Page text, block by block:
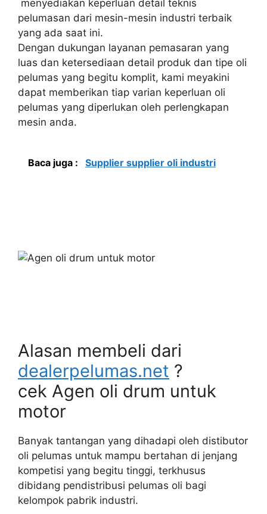
menyediakan keperluan detail teknis
pelumasan dari mesin-mesin industri terbaik
yang ada saat ini.
Dengan dukungan layanan pemasaran yang
luas dan ketersediaan detail produk dan tipe oli
pelumas yang begitu komplit, kami meyakini
dapat memberikan tiap varian keperluan oli
pelumas yang diperlukan oleh perlengkapan
mesin anda.
Baca juga : Supplier supplier oli industri
Alasan membeli dari
dealerpelumas.net ?
cek Agen oli drum untuk
motor
Banyak tantangan yang dihadapi oleh distibutor
oli pelumas untuk mampu bertahan di jenjang
kompetisi yang begitu tinggi, terkhusus
dibidang pendistribusi pelumas oli bagi
kelompok pabrik industri.